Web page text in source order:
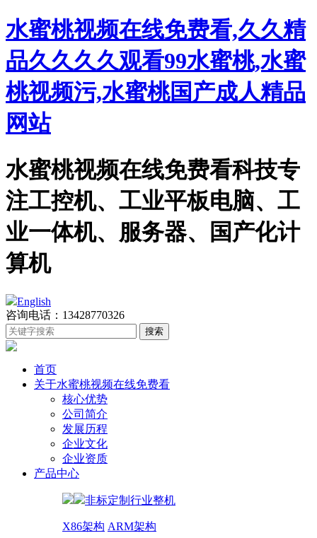
水蜜桃视频在线免费看,久久精
品久久久久观看99水蜜桃,水蜜
桃视频污,水蜜桃国产成人精品
网站
水蜜桃视频在线免费看科技专
注工控机、工业平板电脑、工
业一体机、服务器、国产化计
算机
English
咨询电话：13428770326
首页
关于水蜜桃视频在线免费看
核心优势
公司简介
发展历程
企业文化
企业资质
产品中心
非标定制行业整机
X86架构 ARM架构